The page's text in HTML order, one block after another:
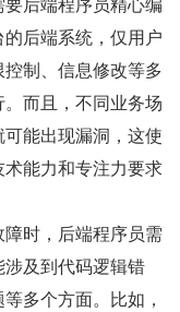
后端系统，仅用户
制、信息修改等多
而且，不同业务场
能出现漏洞，这使
能力和专注力要求
时，后端程序员需
及到代码逻辑错
多个方面。比如，